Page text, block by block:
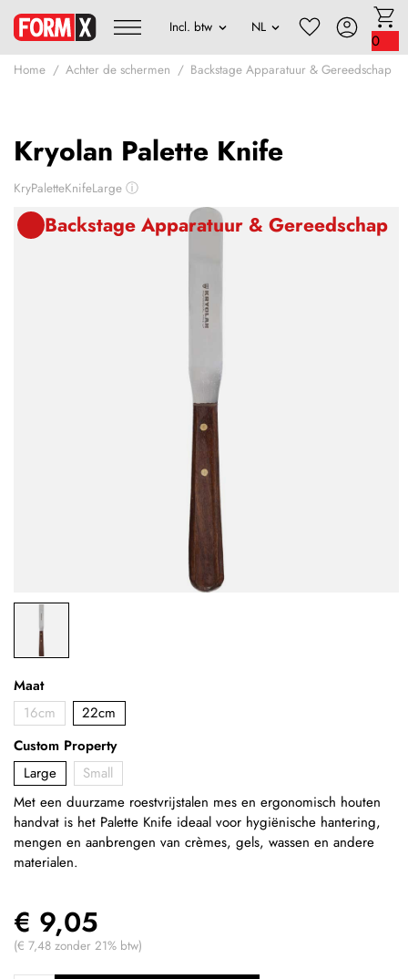
0
Home Achter de schermen Backstage Apparatuur & Gereedschap
Kryolan Palette Knife
KryPaletteKnifeLarge ⓘ
Backstage Apparatuur & Gereedschap
Maat
16cm
22cm
Custom Property
Large
Small
Met een duurzame roestvrijstalen mes en ergonomisch houten
handvat is het Palette Knife ideaal voor hygiënische hantering,
mengen en aanbrengen van crèmes, gels, wassen en andere
materialen.
€ 9,05
(€ 7,48 zonder 21% btw)